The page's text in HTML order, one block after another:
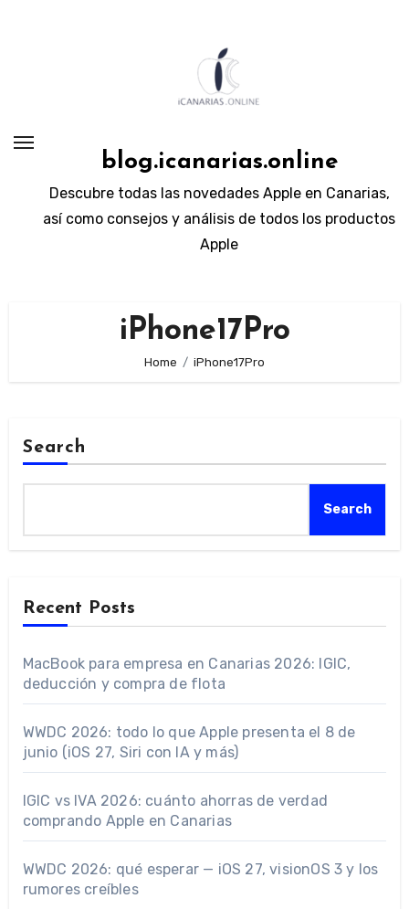
blog.icanarias.online
Descubre todas las novedades Apple en Canarias,
así como consejos y análisis de todos los productos
Apple
iPhone17Pro
Home iPhone17Pro
Search
Search
Recent Posts
MacBook para empresa en Canarias 2026: IGIC,
deducción y compra de flota
WWDC 2026: todo lo que Apple presenta el 8 de
junio (iOS 27, Siri con IA y más)
IGIC vs IVA 2026: cuánto ahorras de verdad
comprando Apple en Canarias
WWDC 2026: qué esperar — iOS 27, visionOS 3 y los
rumores creíbles